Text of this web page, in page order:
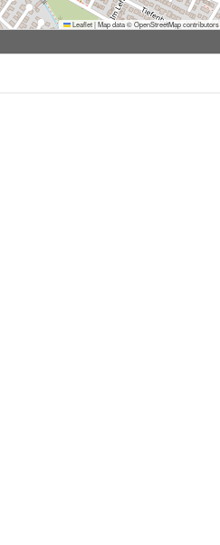
Leaflet |Map data ©OpenStreetMapcontributors